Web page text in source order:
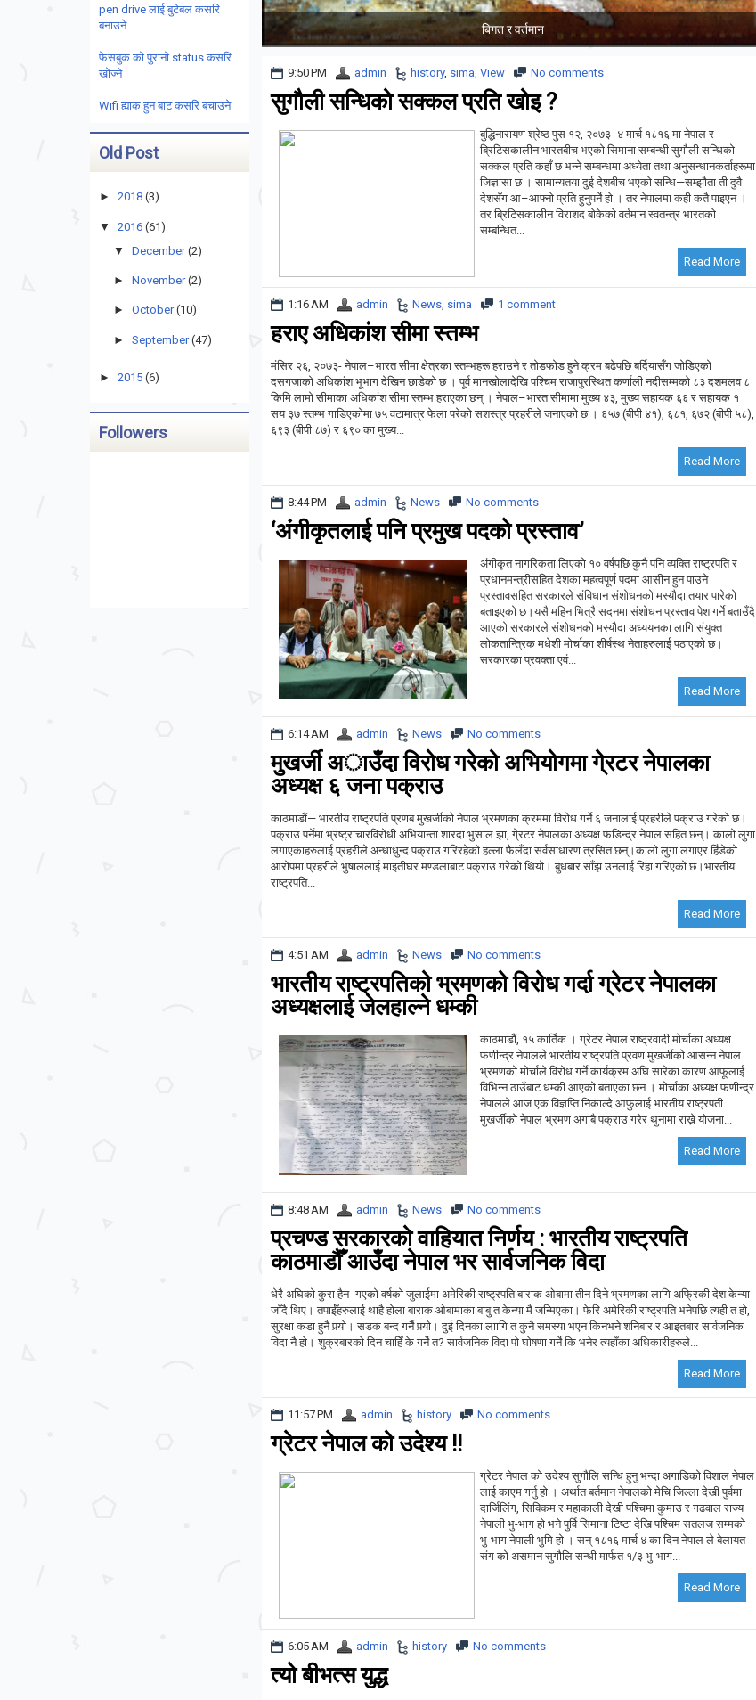
के हो ग्रेटर नेपाल ??
9:50 PM admin history, sima, View No comments
सुगौली सन्धिको सक्कल प्रति खोइ ?
बुद्धिनारायण श्रेष्ठ पुस १२, २०७३- ४ मार्च १८१६ मा नेपाल र
ब्रिटिसकालीन भारतबीच भएको सिमाना सम्बन्धी सुगौली सन्धिको
सक्कल प्रति कहाँ छ भन्ने सम्बन्धमा अध्येता तथा अनुसन्धानकर्ताहरूमा
जिज्ञासा छ । सामान्यतया दुई देशबीच भएको सन्धि—सम्झौता ती दुवै
देशसँग आ–आफ्नो प्रति हुनुपर्ने हो । तर नेपालमा कही कतै पाइएन ।
तर ब्रिटिसकालीन विराशद बोकेको वर्तमान स्वतन्त्र भारतको
सम्बन्धित...
Read More
1:16 AM admin News, sima 1 comment
हराए अधिकांश सीमा स्तम्भ
मंसिर २६, २०७३- नेपाल–भारत सीमा क्षेत्रका स्तम्भहरू हराउने र तोडफोड हुने क्रम बढेपछि बर्दियासँग जोडिएको
दसगजाको अधिकांश भूभाग देखिन छाडेको छ । पूर्व मानखोलादेखि पश्चिम राजापुरस्थित कर्णाली नदीसम्मको ८३ दशमलव ८
किमि लामो सीमाका अधिकांश सीमा स्तम्भ हराएका छन् । नेपाल–भारत सीमामा मुख्य ४३, मुख्य सहायक ६६ र सहायक १
सय ३७ स्तम्भ गाडिएकोमा ७५ वटामात्र फेला परेको सशस्त्र प्रहरीले जनाएको छ । ६५७ (बीपी ४१), ६८१, ६७२ (बीपी ५८),
६९३ (बीपी ८७) र ६९० का मुख्य...
Read More
8:44 PM admin News No comments
‘अंगीकृतलाई पनि प्रमुख पदको प्रस्ताव’
अंगीकृत नागरिकता लिएको १० वर्षपछि कुनै पनि व्यक्ति राष्ट्रपति र
प्रधानमन्त्रीसहित देशका महत्वपूर्ण पदमा आसीन हुन पाउने
प्रस्तावसहित सरकारले संविधान संशोधनको मस्यौदा तयार पारेको
बताइएको छ।यसै महिनाभित्रै सदनमा संशोधन प्रस्ताव पेश गर्ने बताउँदै
आएको सरकारले संशोधनको मस्यौदा अध्ययनका लागि संयुक्त
लोकतान्त्रिक मधेशी मोर्चाका शीर्षस्थ नेताहरुलाई पठाएको छ।
सरकारका प्रवक्ता एवं...
Read More
6:14 AM admin News No comments
मुखर्जी अाउँदा विरोध गरेको अभियोगमा गे्रटर नेपालका
अध्यक्ष ६ जना पक्राउ
काठमाडौं— भारतीय राष्ट्रपति प्रणब मुखर्जीको नेपाल भ्रमणका क्रममा विरोध गर्ने ६ जनालाई प्रहरीले पक्राउ गरेको छ।
पक्राउ पर्नेमा भ्रष्ट्राचारविरोधी अभियान्ता शारदा भुसाल झा, गे्रटर नेपालका अध्यक्ष फडिन्द्र नेपाल सहित छन्। कालो लुगा
लगाएकाहरुलाई प्रहरीले अन्धाधुन्द पक्राउ गरिरहेको हल्ला फैलँदा सर्वसाधारण त्रसित छन्।कालो लुगा लगाएर हिँडेको
आरोपमा प्रहरीले भुषाललाई माइतीघर मण्डलाबाट पक्राउ गरेको थियो। बुधबार साँझ उनलाई रिहा गरिएको छ।भारतीय
राष्ट्रपति...
Read More
4:51 AM admin News No comments
भारतीय राष्ट्रपतिको भ्रमणको विरोध गर्दा ग्रेटर नेपालका
अध्यक्षलाई जेलहाल्ने धम्की
काठमाडौं, १५ कार्तिक । ग्रेटर नेपाल राष्ट्रवादी मोर्चाका अध्यक्ष
फणीन्द्र नेपालले भारतीय राष्ट्रपति प्रवण मुखर्जीको आसन्न नेपाल
भ्रमणको मोर्चाले विरोध गर्ने कार्यक्रम अघि सारेका कारण आफूलाई
विभिन्न ठाउँबाट धम्की आएको बताएका छन । मोर्चाका अध्यक्ष फणीन्द्र
नेपालले आज एक विज्ञप्ति निकाल्दै आफुलाई भारतीय राष्ट्रपती
मुखर्जीको नेपाल भ्रमण अगाबै पक्राउ गरेर थुनामा राख्ने योजना...
Read More
8:48 AM admin News No comments
प्रचण्ड सरकारको वाहियात निर्णय : भारतीय राष्ट्रपति
काठमाडौँ आउँदा नेपाल भर सार्वजनिक विदा
धेरै अघिको कुरा हैन- गएको वर्षको जुलाईमा अमेरिकी राष्ट्रपति बाराक ओबामा तीन दिने भ्रमणका लागि अफ्रिकी देश केन्या
जाँदै थिए। तपाईँहरुलाई थाहै होला बाराक ओबामाका बाबु त केन्या मै जन्मिएका। फेरि अमेरिकी राष्ट्रपति भनेपछि त्यही त हो,
सुरक्षा कडा हुनै पर्‍यो। सडक बन्द गर्नै पर्‍यो। दुई दिनका लाागि त कुनै समस्या भएन किनभने शनिबार र आइतबार सार्वजनिक
विदा नै हो। शुक्रबारको दिन चाहिँ के गर्ने त? सार्वजनिक विदा पो घोषणा गर्ने कि भनेर त्यहाँका अधिकारीहरुले...
Read More
11:57 PM admin history No comments
ग्रेटर नेपाल को उदेश्य !!
ग्रेटर नेपाल को उदेश्य सुगौलि सन्धि हुनु भन्दा अगाडिको विशाल नेपाल
लाई काएम गर्नु हो । अर्थात बर्तमान नेपालको मेचि जिल्ला देखी पुर्वमा
दार्जिलिंग, सिक्किम र महाकाली देखी पश्चिमा कुमाउ र गढवाल राज्य
नेपाली भु-भाग हो भने पुर्वि सिमाना टिष्टा देखि पश्चिम सतलज सम्मको
भु-भाग नेपाली भुमि हो । सन् १८१६ मार्च ४ का दिन नेपाल ले बेलायत
संग को असमान सुगौलि सन्धी मार्फत १/३ भु-भाग...
Read More
6:05 AM admin history No comments
त्यो बीभत्स युद्ध
pen drive लाई बुटेबल कसरि
बनाउने
फेसबुक को पुरानो status कसरि
खोज्ने
Wifi ह्याक हुन बाट कसरि बचाउने
Old Post
► 2018 (3)
▼ 2016 (61)
▼ December (2)
► November (2)
► October (10)
► September (47)
► 2015 (6)
Followers